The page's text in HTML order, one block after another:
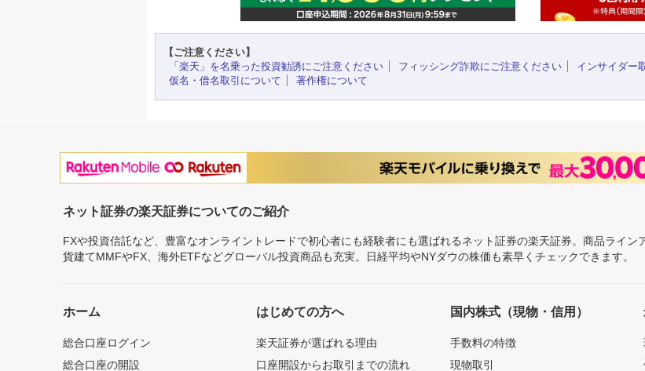
【ご注意ください】
「楽天」を名乗った投資勧誘にご注意ください
フィッシング詐欺にご注意ください インサイダー
仮名・借名取引について
著作権について
ネット証券の楽天証券についてのご紹介
FXや投資信託など、豊富なオンライントレードで初心者にも経験者にも選ばれるネット証券の楽天証券。商品ライ
貨建てMMFやFX、海外ETFなどグローバル投資商品も充実。日経平均やNYダウの株価も素早くチェックできます。
ホーム
総合口座ログイン
総合口座の開設
はじめての方へ
楽天証券が選ばれる理由
口座開設からお取引までの流れ
国内株式（現物・信用）
手数料の特徴
現物取引